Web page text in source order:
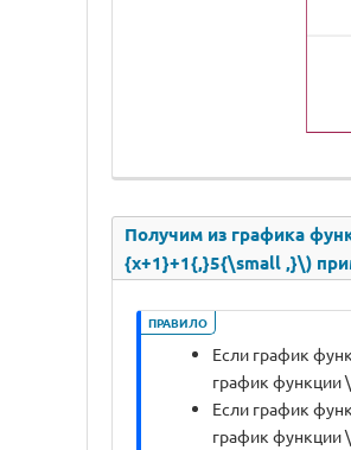
Получим из графика
{x+1}+1{,}5{\small ,}\)
ПРАВИЛО
Если график
график функции
Если график
график функции